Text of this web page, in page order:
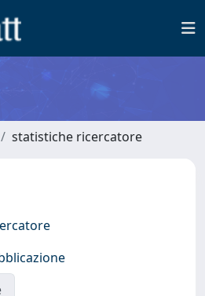
statistiche ricercatore